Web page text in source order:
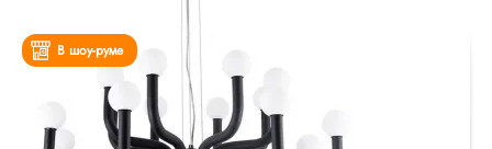
В шоу-руме